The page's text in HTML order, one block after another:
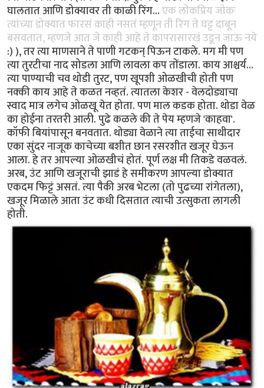
घालतात आणि डोक्यावर ती काळी रिंग...एक लोकप्रिय जोकः
त्यांच्या डोक्यात फारसं काही नसतं म्हणून ती रिंग ते घट्ट दाबून
बसवतात, म्हणजे आत जे काही आहे ते कापरासारखं उडून जाऊ नये
:) ), तर त्या माणसाने ते पाणी गटकन् पिऊन टाकले. मग मी पण
त्या तुरटीचा नाद सोडला आणि लावला कप तोंडाला. काय आश्चर्य...
त्या पाण्याची चव थोडी तुरट, पण खूपशी ओळखीची होती पण
नक्की काय आहे ते कळत नव्हतं. त्यातला केशर - वेलदोड्याचा
स्वाद मात्र लगेच ओळखू येत होता. पण माल कडक होता. थोडा वेळ
का होईना तरतरी आली. पुढे कळले की ते पेय म्हणजे 'काहवा'.
कॉफी बियांपासून बनवतात. थोड्या वेळाने त्या ताईचा साथीदार
एका सुंदर नाजूक काचेच्या बशीत छान रसरशीत खजूर घेऊन
आला. हे तर आपल्या ओळखीचं होतं. पूर्ण लक्ष मी तिकडे वळवलं.
अरब, उंट आणि खजूराची झाडं हे समीकरण आपल्या डोक्यात
एकदम फिट्टं असतं. त्या पैकी अरब भेटला (तो पुढच्या रांगेतला),
खजूर मिळाले आता उंट कधी दिसतात त्याची उत्सुकता लागली
होती.